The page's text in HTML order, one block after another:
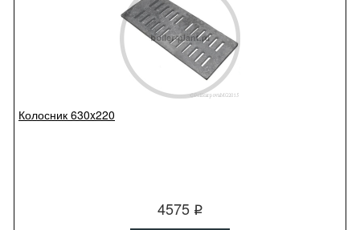
Колосник 630x220
4575 q